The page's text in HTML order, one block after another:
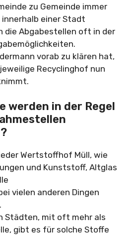
zu Gemeinde immer
einer Stadt
die Abgabestellen oft in der
vorab zu klären hat,
Recyclinghof nun
werden in der Regel
Wertstoffhof Müll, wie
und Kunststoff, Altglas
vielen anderen Dingen
Städten, mit oft mehr als
gibt es für solche Stoffe